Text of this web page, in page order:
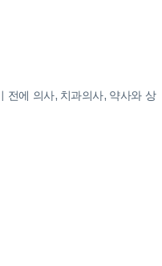
전에 의사, 치과의사, 약사와 상